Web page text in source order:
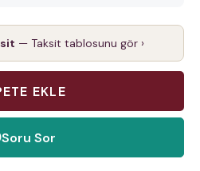
— Taksit tablosunu gör ›
Soru Sor